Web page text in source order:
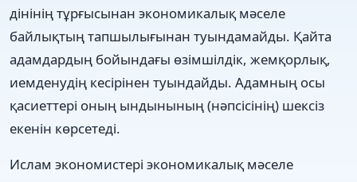
дінінің тұрғысынан экономикалық мәселе
байлықтың тапшылығынан туындамайды. Қайта
адамдардың бойындағы өзімшілдік, жемқорлық,
иемденудің кесірінен туындайды. Адамның осы
қасиеттері оның ындынының (нәпсісінің) шексіз
екенін көрсетеді.
Ислам экономистері экономикалық мәселе